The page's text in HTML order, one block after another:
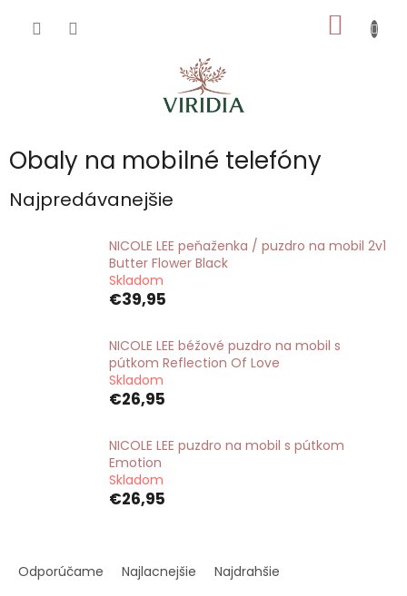
KOŠÍK
Obaly na mobilné telefóny
Najpredávanejšie
NICOLE LEE peňaženka / puzdro na mobil 2v1
Butter Flower Black
Skladom
€39,95
NICOLE LEE béžové puzdro na mobil s
pútkom Reflection Of Love
Skladom
€26,95
NICOLE LEE puzdro na mobil s pútkom
Emotion
Skladom
€26,95
aOdporúčame Najlacnejšie
Najdrahšie